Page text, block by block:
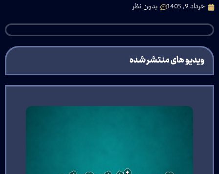
خرداد 9, 1405 بدون نظر
ویدیو های منتشر شده